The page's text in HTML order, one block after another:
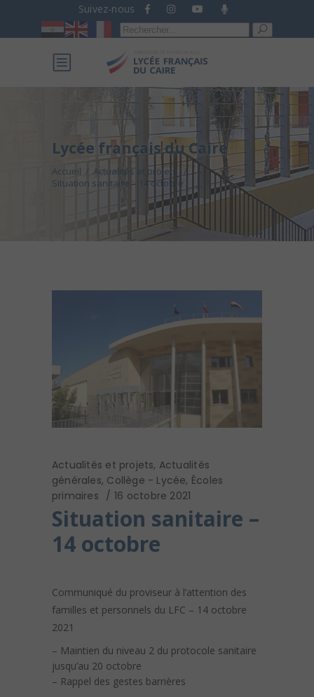
Suivez-nous
Recherche
pour :
Lycée français du Caire
Accueil / Actualités et projets
/
Situation sanitaire – 14 octobre
Actualités et projets, Actualités
générales, Collège - Lycée, Écoles
primaires
16 octobre 2021
Situation sanitaire –
14 octobre
Communiqué du proviseur à l’attention des
familles et personnels du LFC – 14 octobre
2021
– Maintien du niveau 2 du protocole sanitaire
jusqu’au 20 octobre
– Rappel des gestes barrières